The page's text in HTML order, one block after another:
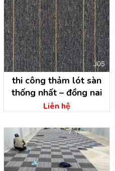
thi công thảm lót sàn
thống nhất – đồng nai
Liên hệ